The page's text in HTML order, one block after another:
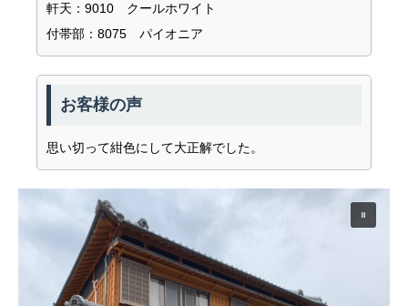
軒天：9010 クールホワイト
付帯部：8075 パイオニア
お客様の声
思い切って紺色にして大正解でした。